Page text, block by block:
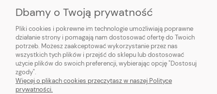
Dbamy o Twoją prywatność
Pliki cookies i pokrewne im technologie umożliwiają poprawne
działanie strony i pomagają nam dostosować ofertę do Twoich
potrzeb. Możesz zaakceptować wykorzystanie przez nas
wszystkich tych plików i przejść do sklepu lub dostosować
użycie plików do swoich preferencji, wybierając opcję "Dostosuj
zgody".
Więcej o plikach cookies przeczytasz w naszej Polityce
prywatności.